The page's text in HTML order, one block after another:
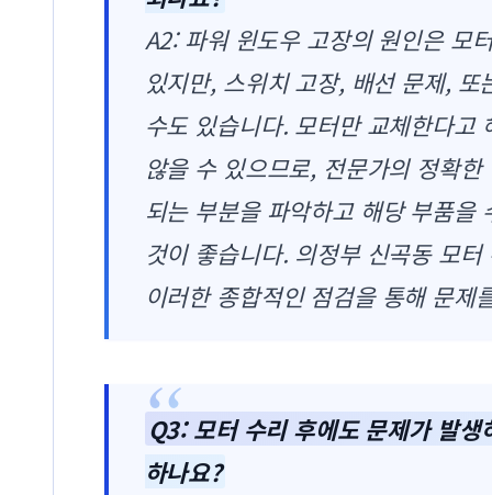
A2: 파워 윈도우 고장의 원인은 모
있지만, 스위치 고장, 배선 문제, 또
수도 있습니다. 모터만 교체한다고
않을 수 있으므로, 전문가의 정확
되는 부분을 파악하고 해당 부품을
것이 좋습니다. 의정부 신곡동 모
이러한 종합적인 점검을 통해 문제
Q3: 모터 수리 후에도 문제가 발생
하나요?